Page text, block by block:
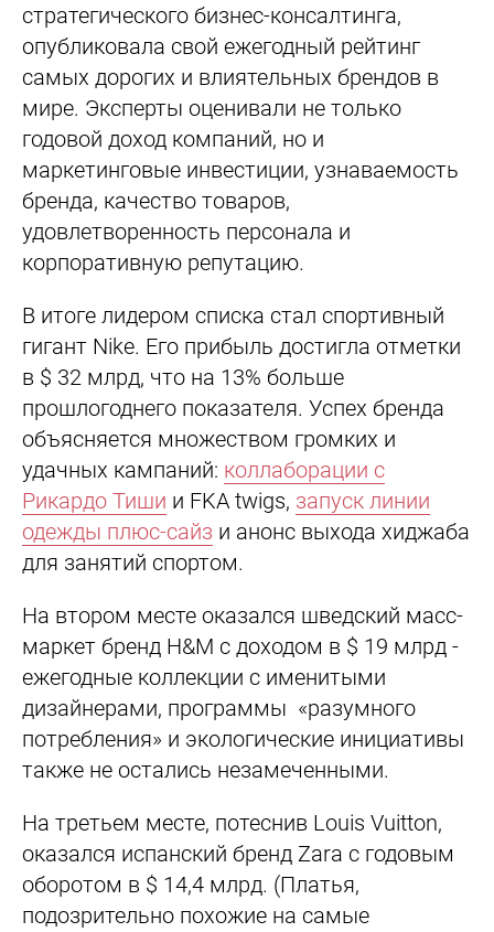
стратегического бизнес-консалтинга,
опубликовала свой ежегодный рейтинг
самых дорогих и влиятельных брендов в
мире. Эксперты оценивали не только
годовой доход компаний, но и
маркетинговые инвестиции, узнаваемость
бренда, качество товаров,
удовлетворенность персонала и
корпоративную репутацию.
В итоге лидером списка стал спортивный
гигант Nike. Его прибыль достигла отметки
в $ 32 млрд, что на 13% больше
прошлогоднего показателя. Успех бренда
объясняется множеством громких и
удачных кампаний: коллаборации с
Рикардо Тиши и FKA twigs, запуск линии
одежды плюс-сайз и анонс выхода хиджаба
для занятий спортом.
На втором месте оказался шведский масс-
маркет бренд H&M с доходом в $ 19 млрд -
ежегодные коллекции с именитыми
дизайнерами, программы «разумного
потребления» и экологические инициативы
также не остались незамеченными.
На третьем месте, потеснив Louis Vuitton,
оказался испанский бренд Zara с годовым
оборотом в $ 14,4 млрд. (Платья,
подозрительно похожие на самые